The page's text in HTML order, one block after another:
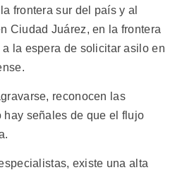
frontera sur del país y al
Ciudad Juárez, en la frontera
la espera de solicitar asilo en
reconocen las
hay señales de que el flujo
existe una alta